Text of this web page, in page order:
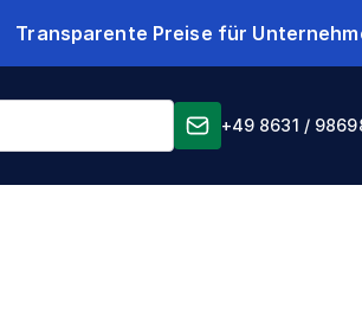
Transparente Preise für
+49 8631 /